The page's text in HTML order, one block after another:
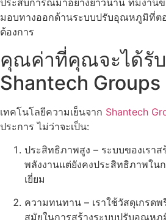
ประสบการณ์มาอย่างยาวนาน ทีมงานข
มอบทางออกด้านระบบปรับอุณหภูมิที่ต
ต้องการ
คุณค่าที่คุณจะได้รั
Shantech Groups
เทคโนโลยีความเย็นจาก Shantech
ประการ ไม่ว่าจะเป็น:
ประสิทธิภาพสูง – ระบบของเรา
พลังงานแต่ยังคงประสิทธิภาพใน
เยี่ยม
ความทนทาน – เราใช้วัสดุเกรด
สมัยในการสร้างระบบปรับอุณห